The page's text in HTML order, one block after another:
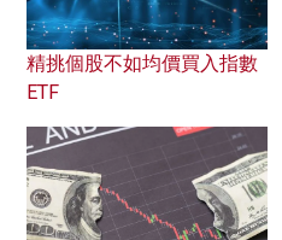
精挑個股不如均價買入指數
ETF